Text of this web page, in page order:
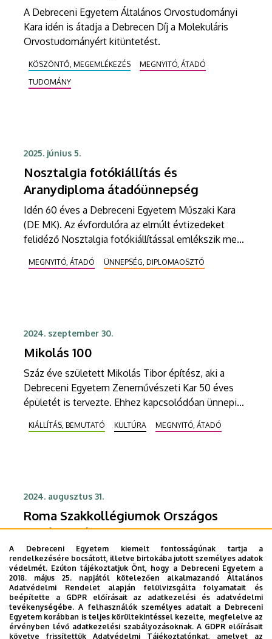
A Debreceni Egyetem Általános Orvostudományi
Kara idén is átadja a Debrecen Díj a Molekuláris
Orvostudományért kitüntetést.
KÖSZÖNTŐ, MEGEMLÉKEZÉS
MEGNYITÓ, ÁTADÓ
TUDOMÁNY
2025. június 5.
Nosztalgia fotókiállítás és
Aranydiploma átadóünnepség
Idén 60 éves a Debreceni Egyetem Műszaki Kara
(DE MK). Az évfordulóra az elmúlt évtizedeket
felidéző Nosztalgia fotókiállítással emlékszik meg
1975-ig nyújtanak válogatást. A rendezvényt Husi
MEGNYITÓ, ÁTADÓ ÜNNEPSÉG, DIPLOMAOSZTÓ
2024. szeptember 30.
Mikolás 100
Száz éve született Mikolás Tibor építész, aki a
Debreceni Egyetem Zeneművészeti Kar 50 éves
épületét is tervezte. Ehhez kapcsolódóan ünnepi
fotó- és makettkiállítás - Mikolás100 című tárlat
KIÁLLÍTÁS, BEMUTATÓ KULTÚRA MEGNYITÓ, ÁTADÓ
2024. augusztus 31.
Roma Szakkollégiumok Országos
Tanévnyitója a Debreceni Egyetemen
A Debreceni Egyetem Lippai Balázs Roma
Szakkollégiuma és a Roma Szakkollégiumi
Egyesület országos tanévnyitó rendezvényét
augusztus 30. és szeptember 1. között szervezik
meg Hajdúböszörményben.
MEGNYITÓ, ÁTADÓ STUDYVERSITY
A Debreceni Egyetem kiemelt fontosságúnak tartja a
rendelkezésére bocsátott, illetve birtokába jutott személyes adatok
védelmét. Ezúton tájékoztatjuk Önt, hogy a Debreceni Egyetem a
2018. május 25. napjától kötelezően alkalmazandó Általános
Adatvédelmi Rendelet alapján felülvizsgálta folyamatait és
beépítette a GDPR előírásait az adatkezelési és adatvédelmi
tevékenységébe. A felhasználók személyes adatait a Debreceni
Egyetem korábban is teljes körültekintéssel kezelte, megfelelve az
érvényben lévő adatkezelési szabályozásoknak. A GDPR előírásait
követve frissítettük Adatvédelmi Tájékoztatónkat, amelyet az